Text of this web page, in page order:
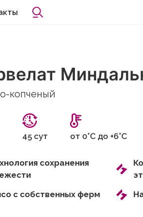
копченый
45 сут от 0°С до +6°С
сохранения
с собственных ферм